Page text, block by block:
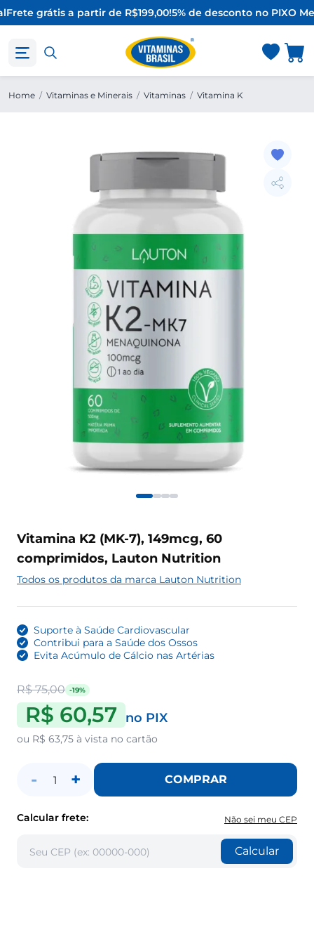
Frete grátis a partir de R$199,00!5% de desconto no PIXO
Home / Vitaminas e Minerais / Vitaminas / Vitamina K
Vitamina K2 (MK-7), 149mcg, 60
comprimidos, Lauton Nutrition
Todos os produtos da marca Lauton Nutrition
Suporte à Saúde Cardiovascular
Contribui para a Saúde dos Ossos
Evita Acúmulo de Cálcio nas Artérias
R$ 75,00 -19%
R$ 60,57 no PIX
ou R$ 63,75 à vista no cartão
- 1 + COMPRAR
Calcular frete: Não sei meu CEP
Calcular